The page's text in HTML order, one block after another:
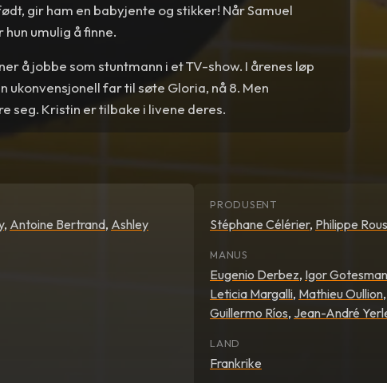
gir ham en babyjente og stikker! Når Samuel
umulig å finne.
å jobbe som stuntmann i et TV-show. I årenes løp
far til søte Gloria, nå 8. Men
seg. Kristin er tilbake i livene deres.
, Antoine Bertrand, Ashley
PRODUSENT
Stéphane Célérier, Philippe
MANUS
Eugenio Derbez, Igor Gotesman
Leticia Margalli, Mathieu Oullion,
Guillermo Ríos, Jean-André
LAND
Frankrike